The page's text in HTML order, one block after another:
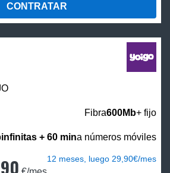
CONTRATAR
Fibra600Mb+ fijo
infinitas + 60 mina números móviles
12 meses, luego 29,90€/mes